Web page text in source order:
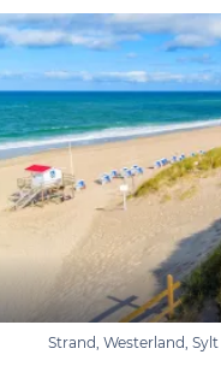
Strand, Westerland, Sylt